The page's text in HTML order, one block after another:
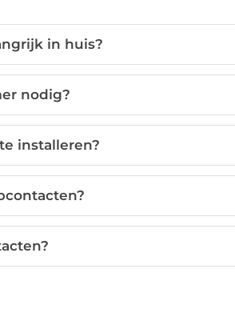
in huis?
nodig?
installeren?